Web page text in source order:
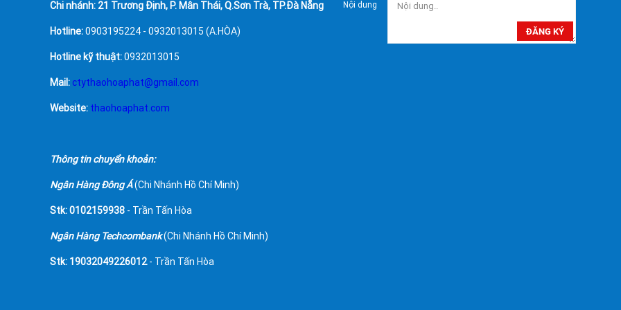
Chi nhánh: 21 Trương Định, P. Mân Thái, Q.Sơn Trà, TP.Đà Nẵng
Hotline:0903195224 - 0932013015 (A.HÒA)
Hotline kỹ thuật:0932013015
Mail: ctythaohoaphat@gmail.com
Website: thaohoaphat.com
Thông tin chuyển khoản:
Ngân Hàng Đông Á(Chi Nhánh Hồ Chí Minh)
Stk: 0102159938 - Trần Tấn Hòa
Ngân Hàng Techcombank(Chi Nhánh Hồ Chí Minh)
Stk: 19032049226012- Trần Tấn Hòa
Nội dung
ĐĂNG KÝ